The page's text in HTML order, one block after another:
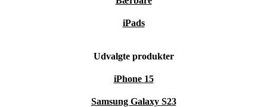
iPads
Udvalgte produkter
iPhone 15
Samsung Galaxy S23